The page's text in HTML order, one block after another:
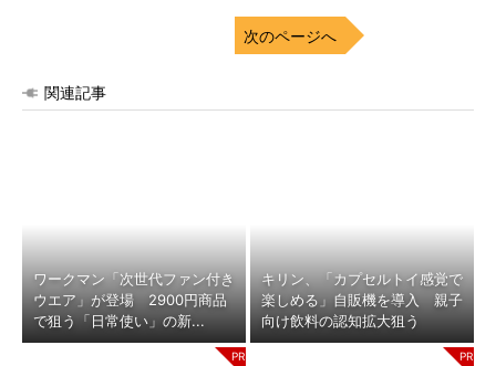
次のページへ
関連記事
ワークマン「次世代ファン付き
ウエア」が登場 2900円商品
で狙う「日常使い」の新...
キリン、「カプセルトイ感覚で
楽しめる」自販機を導入 親子
向け飲料の認知拡大狙う